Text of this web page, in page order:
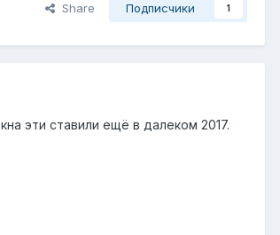
Share Подписчики 1
эти ставили ещё в далеком 2017.